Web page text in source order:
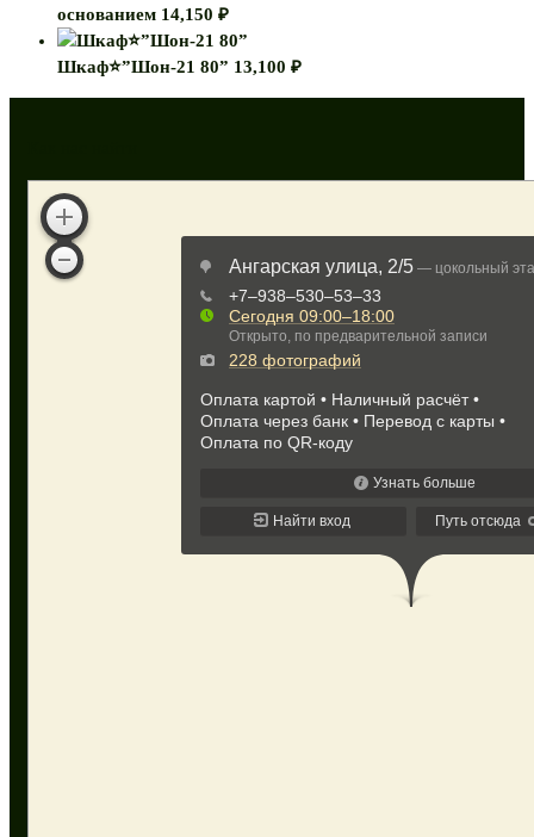
основанием 14,150 ₽
Шкаф⭐”Шон-21 80” 13,100 ₽